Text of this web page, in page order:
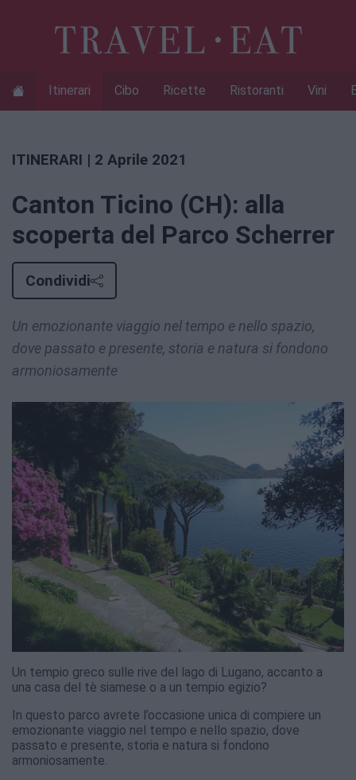
Itinerari Cibo Ricette Ristoranti Vini
ITINERARI | 2 Aprile 2021
Canton Ticino (CH): alla
scoperta del Parco Scherrer
Condividi
Un emozionante viaggio nel tempo e nello spazio,
dove passato e presente, storia e natura si fondono
armoniosamente
Un tempio greco sulle rive del lago di Lugano, accanto a
una casa del tè siamese o a un tempio egizio?
In questo parco avrete l’occasione unica di compiere un
emozionante viaggio nel tempo e nello spazio, dove
passato e presente, storia e natura si fondono
armoniosamente.